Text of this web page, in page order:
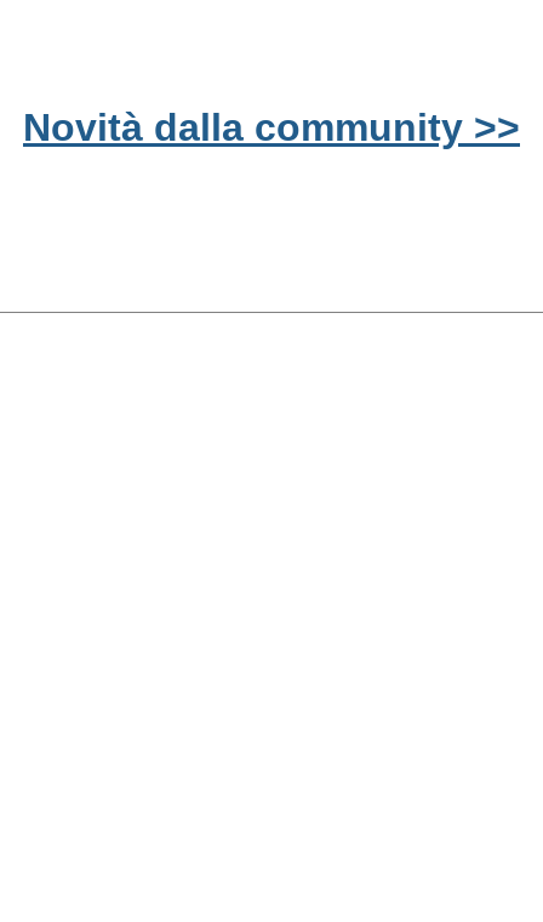
Novità dalla community >>